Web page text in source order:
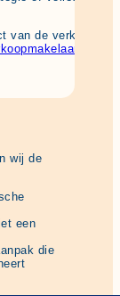
van de verkoop
wij de
een
die